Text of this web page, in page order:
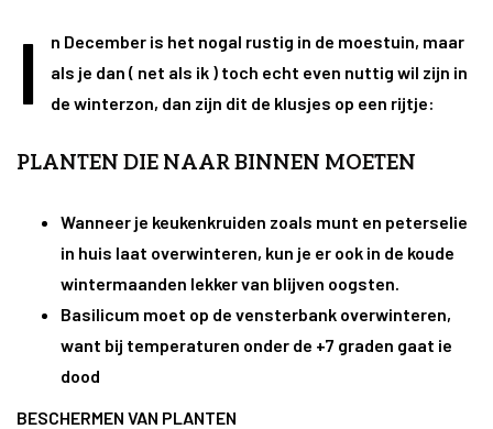
I
n December is het nogal rustig in de moestuin, maar
als je dan ( net als ik ) toch echt even nuttig wil zijn in
de winterzon, dan zijn dit de klusjes op een rijtje:
PLANTEN DIE NAAR BINNEN MOETEN
Wanneer je keukenkruiden zoals munt en peterselie
in huis laat overwinteren, kun je er ook in de koude
wintermaanden lekker van blijven oogsten.
Basilicum moet op de vensterbank overwinteren,
want bij temperaturen onder de +7 graden gaat ie
dood
BESCHERMEN VAN PLANTEN